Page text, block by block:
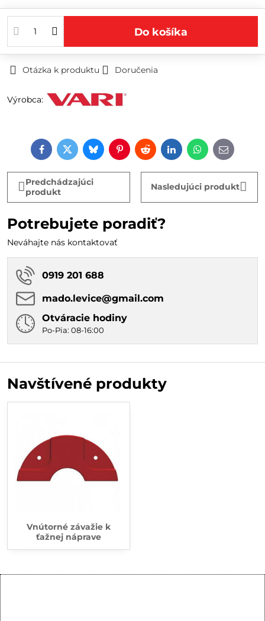
Do košíka
Otázka k produktu Doručenia
Výrobca:
FacebookTwitterBlueskyPinterestRedditLinkedInWhatsApp
E-
mail
Predchádzajúci
produkt
Nasledujúci produkt
Potrebujete poradiť?
Neváhajte nás kontaktovať
0919 201 688
mado​.levice​@gmail​.com
Otváracie hodiny
Po-Pia: 08-16:00
Navštívené produkty
Vnútorné závažie k
ťažnej náprave